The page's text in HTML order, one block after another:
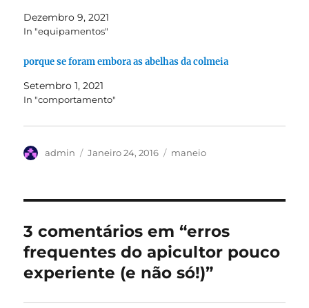
Dezembro 9, 2021
In "equipamentos"
porque se foram embora as abelhas da colmeia
Setembro 1, 2021
In "comportamento"
Autor
admin
Publicado
Janeiro 24, 2016 Categorias
maneio
3 comentários em “erros
frequentes do apicultor pouco
experiente (e não só!)”